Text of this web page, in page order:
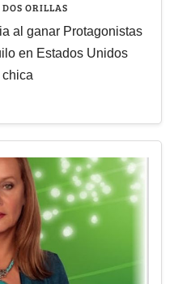
DOS ORILLAS
al ganar Protagonistas
en Estados Unidos